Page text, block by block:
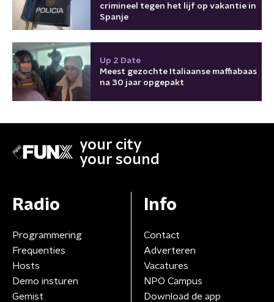
crimineel tegen het lijf op vakantie in
Spanje
Up 2 Date
Meest gezochte Italiaanse maffiabaas
na 30 jaar opgepakt
your city
your sound
Radio
Programmering
Frequenties
Hosts
Demo insturen
Gemist
Info
Contact
Adverteren
Vacatures
NPO Campus
Download de app